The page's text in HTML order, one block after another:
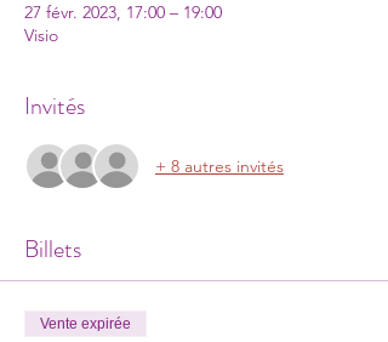
27 févr. 2023, 17:00 – 19:00
Visio
Invités
+ 8 autres invités
Billets
Vente expirée